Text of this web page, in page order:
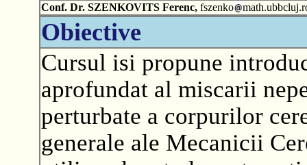
Conf. Dr. SZENKOVITS Ferenc,fszenko
Obiective
Cursul isi propune
aprofundat al miscarii
perturbate a corpurilor
generale ale Mecanicii